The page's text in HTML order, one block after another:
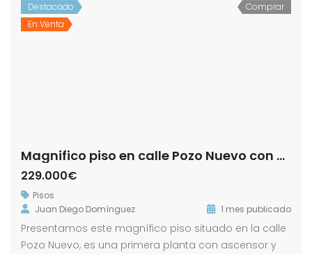
Destacado
En Venta
Comprar
Magnifico piso en calle Pozo Nuevo con Plaza de Garaje.- Zona Centro!
229.000€
Pisos
Juan Diego Domínguez
1 mes publicado
Presentamos este magnífico piso situado en la calle
Pozo Nuevo, es una primera planta con ascensor y